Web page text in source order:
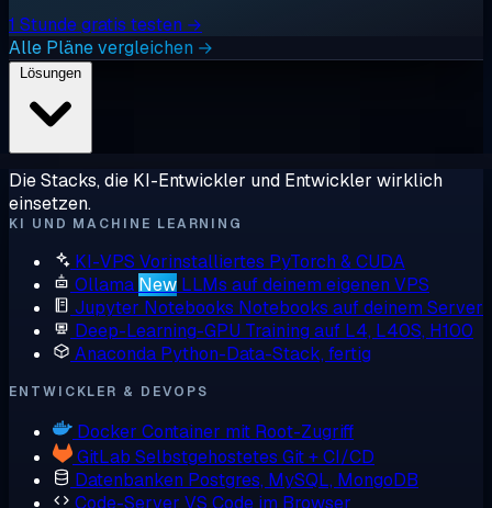
1 Stunde gratis testen →
Alle Pläne vergleichen →
Die Stacks, die KI-Entwickler und Entwickler wirklich
einsetzen.
KI UND MACHINE LEARNING
KI-VPS Vorinstalliertes PyTorch & CUDA
Ollama New LLMs auf deinem eigenen VPS
Jupyter Notebooks Notebooks auf deinem Server
Deep-Learning-GPU Training auf L4, L40S, H100
Anaconda Python-Data-Stack, fertig
ENTWICKLER & DEVOPS
Docker Container mit Root-Zugriff
GitLab Selbstgehostetes Git + CI/CD
Datenbanken Postgres, MySQL, MongoDB
Code-Server VS Code im Browser